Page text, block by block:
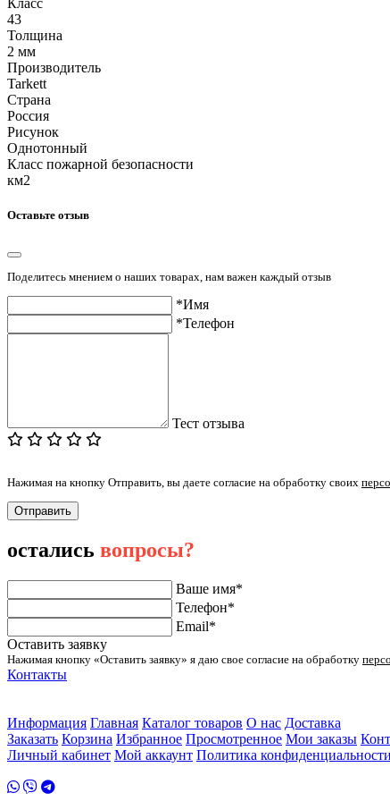
43
Толщина
2 мм
Производитель
Tarkett
Страна
Россия
Рисунок
Однотонный
Класс пожарной безопасности
км2
Оставьте отзыв
Поделитесь мнением о наших товарах, нам важен каждый отзыв
*Имя
*Телефон
Тест отзыва
Нажимая на кнопку Отправить, вы даете согласие на обработку своих
Отправить
остались вопросы?
Ваше имя*
Телефон*
Email*
Оставить заявку
Нажимая кнопку «Оставить заявку» я даю свое согласие на обработку
Контакты
Информация Главная Каталог товаров О нас Доставка
Заказать Корзина Избранное Просмотренное Мои заказы
Личный кабинет Мой аккаунт Политика конфиденциальности